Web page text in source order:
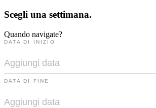
Scegli una settimana.
Quando navigate?
DATA DI INIZIO
DATA DI FINE